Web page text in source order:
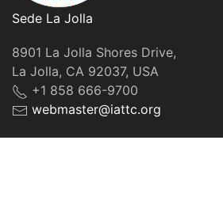
Sede La Jolla
8901 La Jolla Shores Drive,
La Jolla, CA 92037, USA
+1 858 666-9700
webmaster@iattc.org